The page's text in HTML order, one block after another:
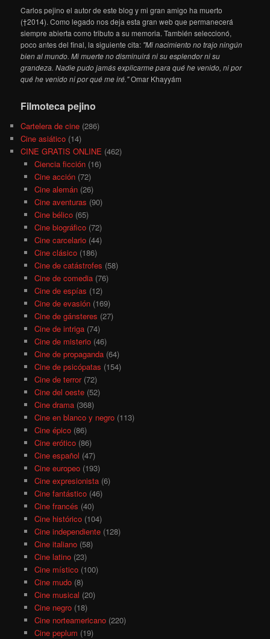
Carlos pejino el autor de este blog y mi gran amigo ha muerto
(†2014). Como legado nos deja esta gran web que permanecerá
siempre abierta como tributo a su memoria. También seleccionó,
poco antes del final, la siguiente cita: "Mi nacimiento no trajo ningún
bien al mundo. Mi muerte no disminuirá ni su esplendor ni su
grandeza. Nadie pudo jamás explicarme para qué he venido, ni por
qué he venido ni por qué me iré."Omar Khayyám
Filmoteca pejino
Cartelera de cine (286)
Cine asiático (14)
CINE GRATIS ONLINE (462)
Ciencia ficción(16)
Cine acción(72)
Cine alemán(26)
Cine aventuras (90)
Cine bélico(65)
Cine biográfico(72)
Cine carcelario(44)
Cine clásico(186)
Cine de catástrofes (58)
Cine de comedia(76)
Cine de espías (12)
Cine de evasión(169)
Cine de gánsteres (27)
Cine de intriga(74)
Cine de misterio(46)
Cine de propaganda(64)
Cine de psicópatas (154)
Cine de terror(72)
Cine del oeste(52)
Cine drama(368)
Cine en blanco y negro(113)
Cine épico(86)
Cine erótico(86)
Cine español (47)
Cine europeo(193)
Cine expresionista(6)
Cine fantástico(46)
Cine francés (40)
Cine histórico(104)
Cine independiente(128)
Cine italiano(58)
Cine latino(23)
Cine místico(100)
Cine mudo(8)
Cine musical (20)
Cine negro(18)
Cine norteamericano(220)
Cine peplum (19)